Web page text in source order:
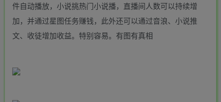
件自动播放，小说挑热门小说播，直播间人数可以持续增
加，并通过星图任务赚钱，此外还可以通过音浪、小说推
文、收徒增加收益。特别容易。有图有真相